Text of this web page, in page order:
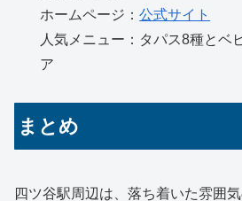
ホームページ：公式サイト
人気メニュー：タパス8種とベ
ア
まとめ
四ツ谷駅周辺は、落ち着いた雰囲